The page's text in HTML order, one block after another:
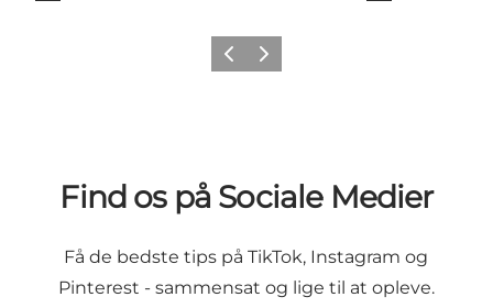
ForrigeNæste
Find os på Sociale Medier
Få de bedste tips på TikTok, Instagram og
Pinterest - sammensat og lige til at opleve.